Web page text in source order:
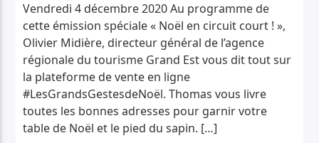
Vendredi 4 décembre 2020 Au programme de
cette émission spéciale « Noël en circuit court ! »,
Olivier Midière, directeur général de l’agence
régionale du tourisme Grand Est vous dit tout sur
la plateforme de vente en ligne
#LesGrandsGestesdeNoël. Thomas vous livre
toutes les bonnes adresses pour garnir votre
table de Noël et le pied du sapin. […]